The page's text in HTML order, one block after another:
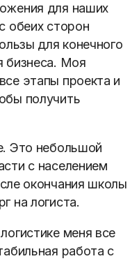
для наших
обеих сторон
для конечного
бизнеса. Моя
этапы проекта и
получить
Это небольшой
с населением
окончания школы
на логиста.
меня все
работа с